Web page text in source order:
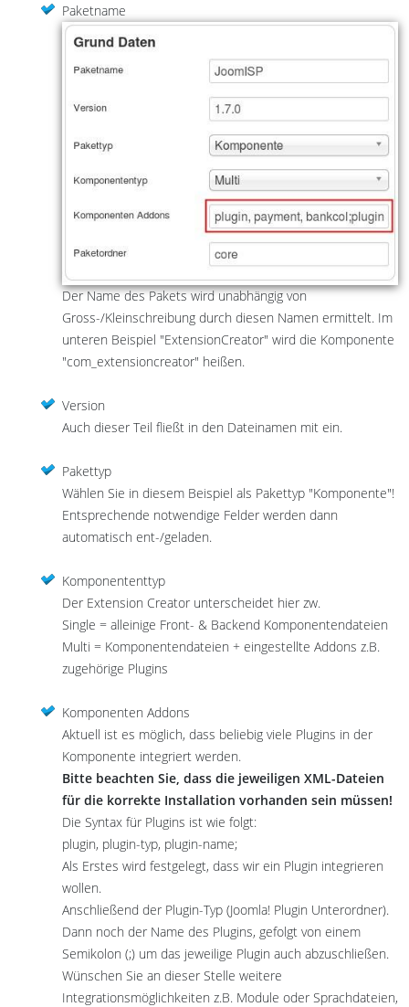
Paketname
Der Name des Pakets wird unabhängig von
Gross-/Kleinschreibung durch diesen Namen ermittelt. Im
unteren Beispiel "ExtensionCreator" wird die Komponente
"com_extensioncreator" heißen.
Version
Auch dieser Teil fließt in den Dateinamen mit ein.
Pakettyp
Wählen Sie in diesem Beispiel als Pakettyp "Komponente"!
Entsprechende notwendige Felder werden dann
automatisch ent-/geladen.
Komponententtyp
Der Extension Creator unterscheidet hier zw.
Single = alleinige Front- & Backend Komponentendateien
Multi = Komponentendateien + eingestellte Addons z.B.
zugehörige Plugins
Komponenten Addons
Aktuell ist es möglich, dass beliebig viele Plugins in der
Komponente integriert werden.
Bitte beachten Sie, dass die jeweiligen XML-Dateien
für die korrekte Installation vorhanden sein müssen!
Die Syntax für Plugins ist wie folgt:
plugin, plugin-typ, plugin-name;
Als Erstes wird festgelegt, dass wir ein Plugin integrieren
wollen.
Anschließend der Plugin-Typ (Joomla! Plugin Unterordner).
Dann noch der Name des Plugins, gefolgt von einem
Semikolon (;) um das jeweilige Plugin auch abzuschließen.
Wünschen Sie an dieser Stelle weitere
Integrationsmöglichkeiten z.B. Module oder Sprachdateien,